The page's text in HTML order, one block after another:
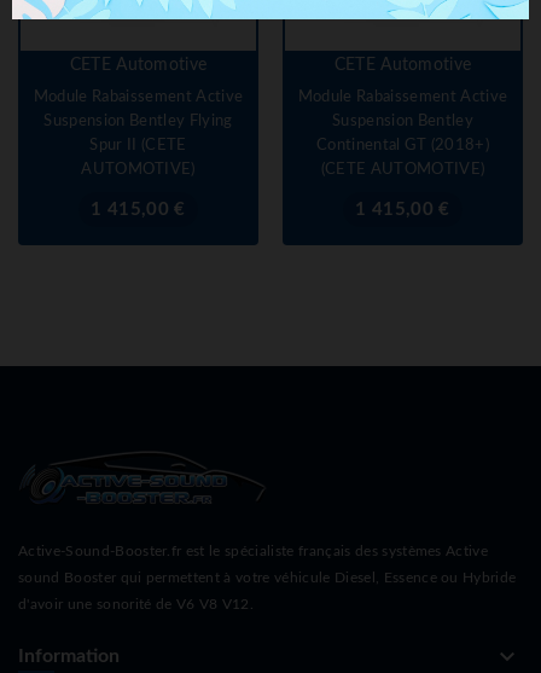
CETE Automotive
Module Rabaissement Active
Suspension Bentley Flying
Spur II (CETE
AUTOMOTIVE)
Prix1 415,00 €
CETE Automotive
Module Rabaissement Active
Suspension Bentley
Continental GT (2018+)
(CETE AUTOMOTIVE)
Prix1 415,00 €
Active-Sound-Booster.fr est le spécialiste français des systèmes Active
sound Booster qui permettent à votre véhicule Diesel, Essence ou Hybride
d'avoir une sonorité de V6 V8 V12.
Information keyboard_arrow_down